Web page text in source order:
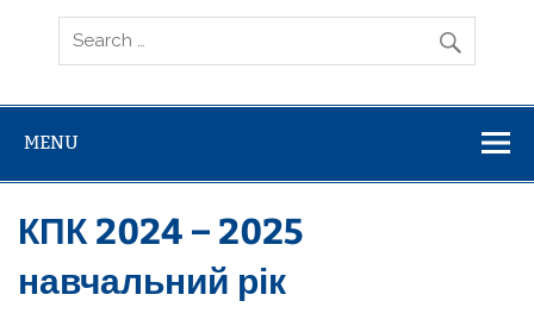
MENU
КПК 2024 – 2025
навчальний рік